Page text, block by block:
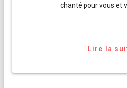
chanté pour vous et
Lire la